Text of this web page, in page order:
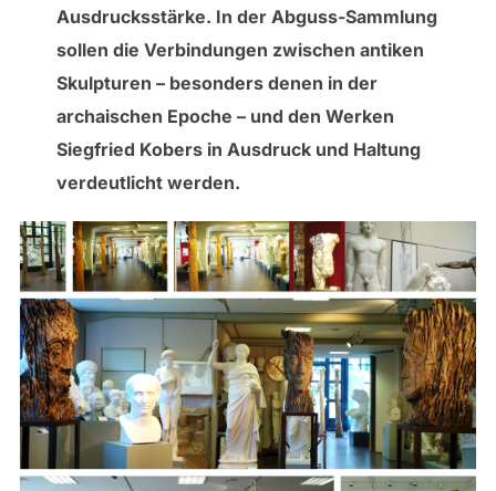
Ausdrucksstärke. In der Abguss-Sammlung
sollen die Verbindungen zwischen antiken
Skulpturen – besonders denen in der
archaischen Epoche – und den Werken
Siegfried Kobers in Ausdruck und Haltung
verdeutlicht werden.